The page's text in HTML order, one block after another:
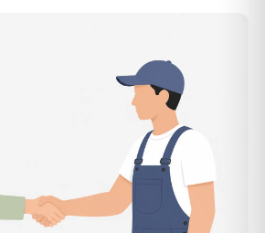
Entrümpelung einer normalen
Wohnung mit rund 65 m² liegen
bei etwa 1.840 €, das entspricht
€ je Quadratmeter. Zugänglichkeit
und Sperrmüllanteil verschieben
oder unten — den genauen
der Entrümpler nach kurzer